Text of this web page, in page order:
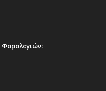
Φορολογιών: